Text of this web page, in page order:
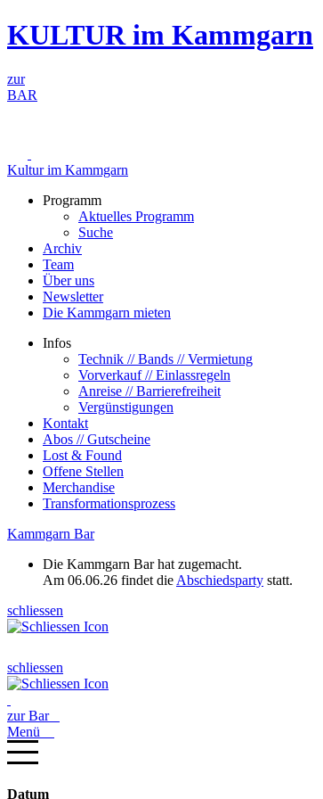
Zum
Inhalt
KULTUR im Kammgarn
zur
BAR
Kultur im Kammgarn
Programm
Aktuelles Programm
Suche
Archiv
Team
Über uns
Newsletter
Die Kammgarn mieten
Infos
Technik // Bands // Vermietung
Vorverkauf // Einlassregeln
Anreise // Barrierefreiheit
Vergünstigungen
Kontakt
Abos // Gutscheine
Lost & Found
Offene Stellen
Merchandise
Transformationsprozess
Kammgarn Bar
Die Kammgarn Bar hat zugemacht.
Am 06.06.26 findet die Abschiedsparty statt.
schliessen
schliessen
zur Bar
Menü
Datum